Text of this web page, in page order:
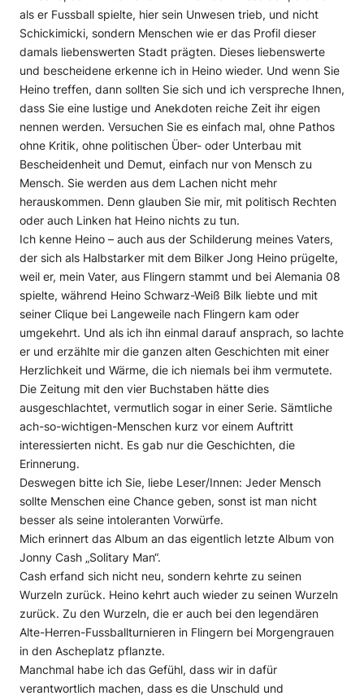
als er Fussball spielte, hier sein Unwesen trieb, und nicht
Schickimicki, sondern Menschen wie er das Profil dieser
damals liebenswerten Stadt prägten. Dieses liebenswerte
und bescheidene erkenne ich in Heino wieder. Und wenn Sie
Heino treffen, dann sollten Sie sich und ich verspreche Ihnen,
dass Sie eine lustige und Anekdoten reiche Zeit ihr eigen
nennen werden. Versuchen Sie es einfach mal, ohne Pathos
ohne Kritik, ohne politischen Über- oder Unterbau mit
Bescheidenheit und Demut, einfach nur von Mensch zu
Mensch. Sie werden aus dem Lachen nicht mehr
herauskommen. Denn glauben Sie mir, mit politisch Rechten
oder auch Linken hat Heino nichts zu tun.
Ich kenne Heino – auch aus der Schilderung meines Vaters,
der sich als Halbstarker mit dem Bilker Jong Heino prügelte,
weil er, mein Vater, aus Flingern stammt und bei Alemania 08
spielte, während Heino Schwarz-Weiß Bilk liebte und mit
seiner Clique bei Langeweile nach Flingern kam oder
umgekehrt. Und als ich ihn einmal darauf ansprach, so lachte
er und erzählte mir die ganzen alten Geschichten mit einer
Herzlichkeit und Wärme, die ich niemals bei ihm vermutete.
Die Zeitung mit den vier Buchstaben hätte dies
ausgeschlachtet, vermutlich sogar in einer Serie. Sämtliche
ach-so-wichtigen-Menschen kurz vor einem Auftritt
interessierten nicht. Es gab nur die Geschichten, die
Erinnerung.
Deswegen bitte ich Sie, liebe Leser/Innen: Jeder Mensch
sollte Menschen eine Chance geben, sonst ist man nicht
besser als seine intoleranten Vorwürfe.
Mich erinnert das Album an das eigentlich letzte Album von
Jonny Cash „Solitary Man“.
Cash erfand sich nicht neu, sondern kehrte zu seinen
Wurzeln zurück. Heino kehrt auch wieder zu seinen Wurzeln
zurück. Zu den Wurzeln, die er auch bei den legendären
Alte-Herren-Fussballturnieren in Flingern bei Morgengrauen
in den Ascheplatz pflanzte.
Manchmal habe ich das Gefühl, dass wir in dafür
verantwortlich machen, dass es die Unschuld und